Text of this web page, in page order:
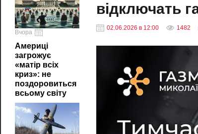
Вчора
Америці
загрожує
«матір всіх
криз»: не
поздоровиться
всьому світу
відключать
02.06.2026 в 12:00 1482